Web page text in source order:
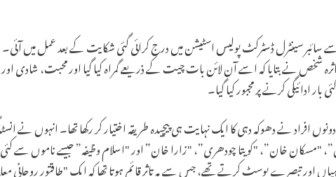
سینٹرل ڈسٹرکٹ پولیس اسٹیشن میں درج کرائی گئی شکایت کے بعد عمل میں
متاثرہ شخص نے بتایا کہ اسے آن لائن بات چیت کے ذریعے گمراہ کیا گیا اور محبت،
ادائیگی کرنے پر مجبور کیا گیا۔
افراد نے دھوکہ دہی کا ایک نہایت ہی پیچیدہ طریقہ اختیار کر رکھا تھا۔ انہوں نے
خان”، "کویتا چودھری”، "زارا خان” اور "اسلام وظیفہ” جیسے ناموں سے کئی
اور تبصرے پوسٹ کرتے تھے، جس سے یہ تاثر قائم ہوتا تھا کہ ایک "طاقتور روحانی